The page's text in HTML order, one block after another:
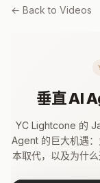
← Back to Videos
垂直 AI
YC Lightcone 的
Agent 的巨大机遇
本取代，以及为什